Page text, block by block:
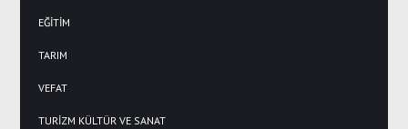
EĞİTİM
TARIM
VEFAT
TURİZM KÜLTÜR VE SANAT